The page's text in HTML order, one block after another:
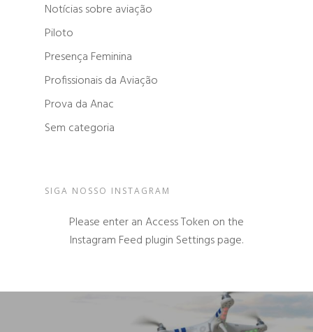
Notícias sobre aviação
Piloto
Presença Feminina
Profissionais da Aviação
Prova da Anac
Sem categoria
SIGA NOSSO INSTAGRAM
Please enter an Access Token on the
Instagram Feed plugin Settings page.